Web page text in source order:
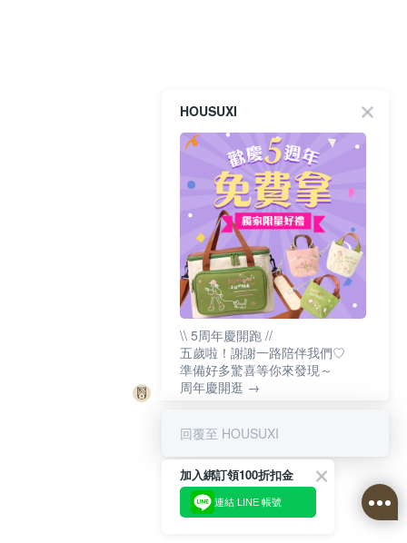
HOUSUXI
\\ 5周年慶開跑 //
五歲啦！謝謝一路陪伴我們♡
準備好多驚喜等你來發現～
周年慶開逛 →
回覆至 HOUSUXI
加入綁訂領100折扣金
連結 LINE 帳號